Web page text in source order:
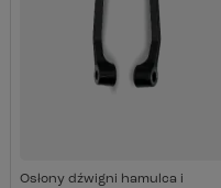
Osłony dźwigni hamulca i